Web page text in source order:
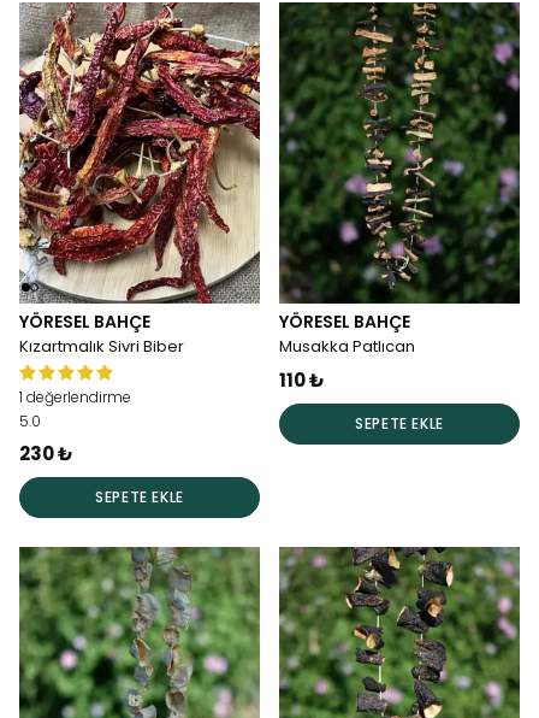
YÖRESEL BAHÇE
Kızartmalık Sivri Biber
1 değerlendirme
5.0
230 ₺
SEPETE EKLE
YÖRESEL BAHÇE
Musakka Patlıcan
110 ₺
SEPETE EKLE